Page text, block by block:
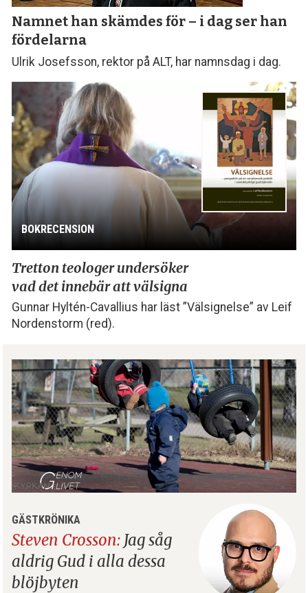
Namnet han skämdes för – i dag ser han
fördelarna
Ulrik Josefsson, rektor på ALT, har namnsdag i dag.
BOKRECENSION
Tretton teologer undersöker
vad det innebär att välsigna
Gunnar Hyltén-Cavallius har läst ”Välsignelse” av Leif
Nordenstorm (red).
GÄSTKRÖNIKA
Steven Crosson: Jag såg
aldrig Gud i alla dessa
blöjbyten